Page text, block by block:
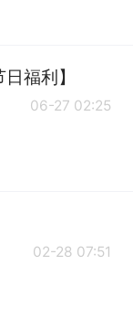
福利】
06-27 02:25
02-28 07:51